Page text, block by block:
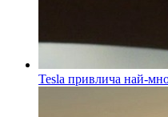
Tesla привлича най-